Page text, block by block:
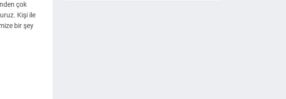
çok
Kişi ile
bir şey